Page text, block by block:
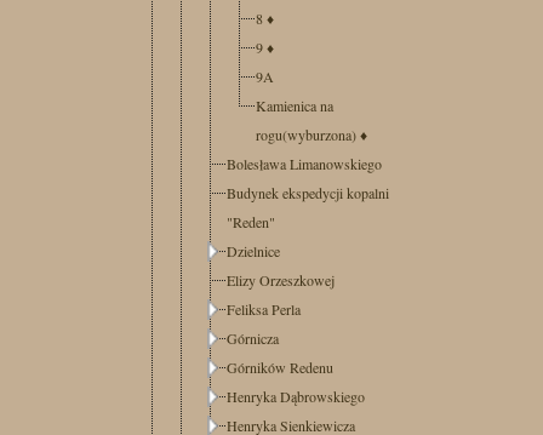
8♦
9♦
9A
Kamienica na
rogu(wyburzona)♦
Bolesława Limanowskiego
Budynek ekspedycji kopalni
"Reden"
Dzielnice
Elizy Orzeszkowej
Feliksa Perla
Górnicza
Górników Redenu
Henryka Dąbrowskiego
Henryka Sienkiewicza